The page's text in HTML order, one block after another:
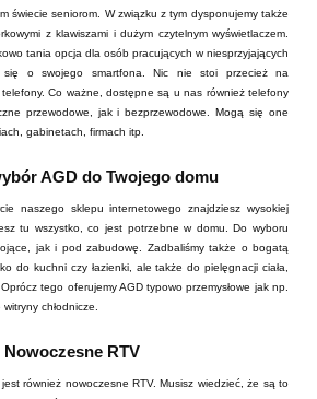
świecie seniorom. W związku z tym dysponujemy także
z klawiszami i dużym czytelnym wyświetlaczem.
tania opcja dla osób pracujących w niesprzyjających
się o swojego smartfona. Nic nie stoi przecież na
Co ważne, dostępne są u nas również telefony
przewodowe, jak i bezprzewodowe. Mogą się one
gabinetach, firmach itp.
AGD do Twojego domu
naszego sklepu internetowego znajdziesz wysokiej
tu wszystko, co jest potrzebne w domu. Do wyboru
jak i pod zabudowę. Zadbaliśmy także o bogatą
do kuchni czy łazienki, ale także do pielęgnacji ciała,
tego oferujemy AGD typowo przemysłowe jak np.
chłodnicze.
Nowoczesne RTV
również nowoczesne RTV. Musisz wiedzieć, że są to